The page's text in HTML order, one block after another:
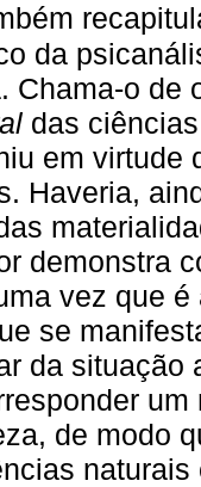
da
Chama-o de
das
em virtude
Haveria,
demonstra
vez que
se
da
de modo
naturais